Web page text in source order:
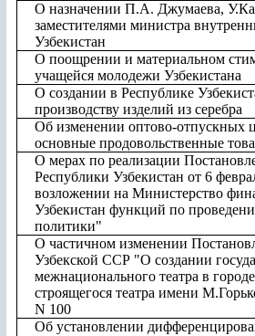
О назначении П.А. Джумаева,
заместителями министра
Узбекистан
О поощрении и материальном
учащейся молодежи Узбекистана
О создании в Республике
производству изделий из серебра
Об изменении оптово-отпускных
основные продовольственные
О мерах по реализации
Республики Узбекистан от 6
возложении на Министерство
Узбекистан функций по
политики"
О частичном изменении
Узбекской ССР "О создании
межнационального театра в
строящегося театра имени
N 100
Об установлении